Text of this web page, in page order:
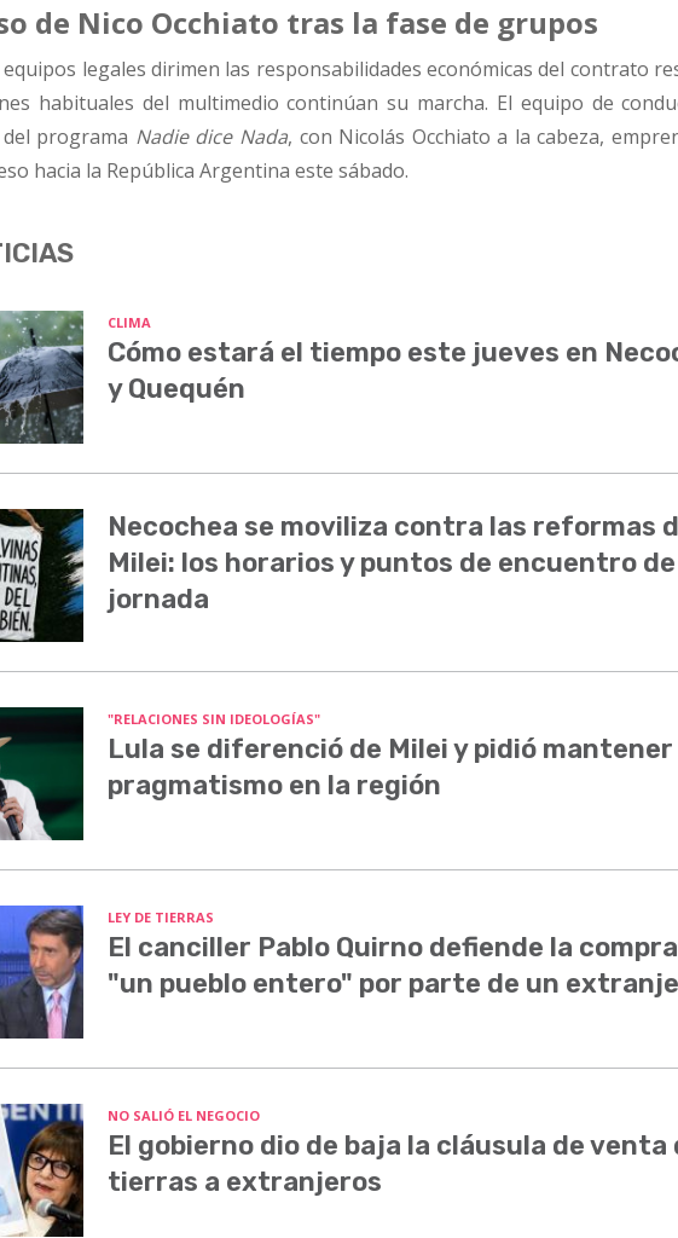
de Nico Occhiato tras la fase de grupos
legales dirimen las responsabilidades económicas del contrato
habituales del multimedio continúan su marcha. El equipo de
programa Nadie dice Nada, con Nicolás Occhiato a la cabeza,
hacia la República Argentina este sábado.
CLIMA
Cómo estará el tiempo este jueves en
y Quequén
Necochea se moviliza contra las reformas
Milei: los horarios y puntos de encuentro
jornada
"RELACIONES SIN IDEOLOGÍAS"
Lula se diferenció de Milei y pidió mantener
pragmatismo en la región
LEY DE TIERRAS
El canciller Pablo Quirno defiende la
"un pueblo entero" por parte de un
NO SALIÓ EL NEGOCIO
El gobierno dio de baja la cláusula de venta
tierras a extranjeros